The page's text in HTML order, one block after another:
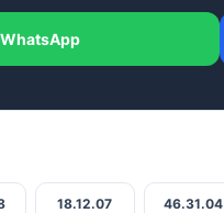
WhatsApp
18.12.07 46.31.04